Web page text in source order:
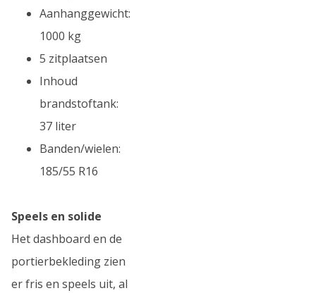
Aanhanggewicht:
1000 kg
5 zitplaatsen
Inhoud
brandstoftank:
37 liter
Banden/wielen:
185/55 R16
Speels en solide
Het dashboard en de
portierbekleding zien
er fris en speels uit, al